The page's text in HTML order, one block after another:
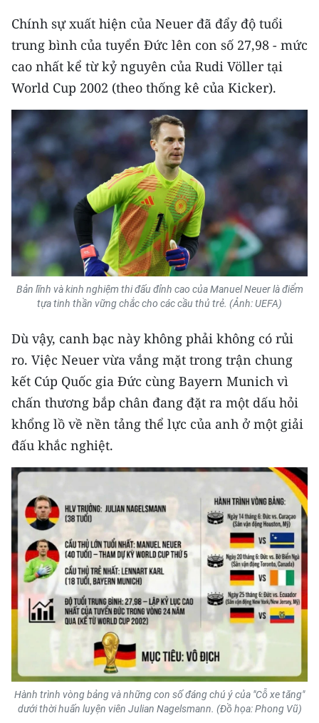
Đồng bằng sông Cửu Long
Chuyên trang Hà Nội
Chuyên trang TP. Hồ Chí Minh
CHUYÊN ĐỀ
CÁC CHUYÊN TRANG
VỀ BÁO NHÂN DÂN
THỜI NAY
NHÂN DÂN CUỐI TUẦN
NHÂN DÂN HẰNG THÁNG
MUA BÁO
ĐỌC BÁO IN
ENGLISH
中文
FRANÇAIS
РУССКИЙ
ESPAÑOL
한국어
Chính sự xuất hiện của Neuer đã đẩy độ tuổi
trung bình của tuyển Đức lên con số 27,98 - mức
cao nhất kể từ kỷ nguyên của Rudi Völler tại
World Cup 2002 (theo thống kê của Kicker).
Bản lĩnh và kinh nghiệm thi đấu đỉnh cao của Manuel Neuer là điểm
tựa tinh thần vững chắc cho các cầu thủ trẻ. (Ảnh: UEFA)
Dù vậy, canh bạc này không phải không có rủi
ro. Việc Neuer vừa vắng mặt trong trận chung
kết Cúp Quốc gia Đức cùng Bayern Munich vì
chấn thương bắp chân đang đặt ra một dấu hỏi
khổng lồ về nền tảng thể lực của anh ở một giải
đấu khắc nghiệt.
Hành trình vòng bảng và những con số đáng chú ý của "Cỗ xe tăng"
dưới thời huấn luyện viên Julian Nagelsmann. (Đồ họa: Phong Vũ)